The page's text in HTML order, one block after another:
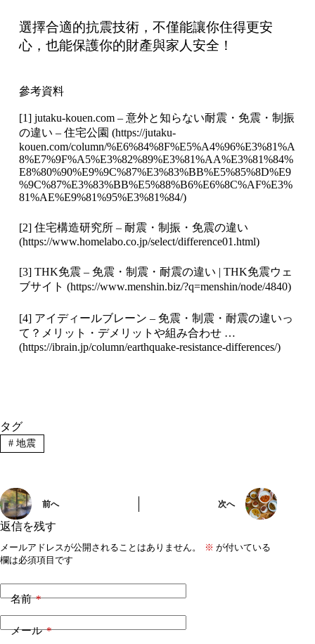
選擇合適的抗震技術，不僅能讓你住得更安
心，也能保護你的財產與家人安全！
參考資料
[1] jutaku-kouen.com – 意外と知らない耐震・免震・制振
の違い – 住宅公園 (https://jutaku-
kouen.com/column/%E6%84%8F%E5%A4%96%E3%81%A
8%E7%9F%A5%E3%82%89%E3%81%AA%E3%81%84%
E8%80%90%E9%9C%87%E3%83%BB%E5%85%8D%E9
%9C%87%E3%83%BB%E5%88%B6%E6%8C%AF%E3%
81%AE%E9%81%95%E3%81%84/)
[2] 住宅構造研究所 – 耐震・制振・免震の違い
(https://www.homelabo.co.jp/select/difference01.html)
[3] THK免震 – 免震・制震・耐震の違い | THK免震ウェ
ブサイト (https://www.menshin.biz/?q=menshin/node/4840)
[4] アイディールブレーン – 免震・制震・耐震の違いっ
て？メリット・デメリットや組み合わせ …
(https://ibrain.jp/column/earthquake-resistance-differences/)
タグ
#地震
前へ 次へ
返信を残す
メールアドレスが公開されることはありません。 ※ が付いている
欄は必須項目です
名前*
メール*